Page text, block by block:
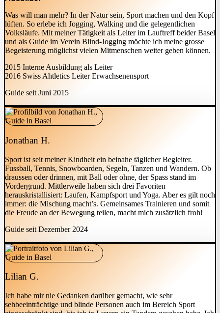
Was will man mehr? In der Natur sein, Sport machen und den Kopf
lüften. So erlebe ich Jogging, Walking und die gelegentlichen
Volksläufe. Mit meiner Tätigkeit als Leiter im Lauftreff beider Basel
und als Guide im Verein Blind-Jogging möchte ich meine grosse
Begeisterung möglichst vielen Mitmenschen weiter geben können.
2015 Interne Ausbildung als Leiter
2016 Swiss Ahtletics Leiter Erwachsenensport
Guide seit Juni 2015
Jonathan H.
Sport ist seit meiner Kindheit ein beinahe täglicher Begleiter.
Fussball, Tennis, Snowboarden, Segeln, Tanzen und Wandern. Ob
draussen oder drinnen, mit Ball oder ohne, der Spass stand im
Vordergrund. Mittlerweile haben sich drei Favoriten
herauskristallisiert: Laufen, Kampfsport und Yoga. Aber es gilt noch
immer: die Mischung macht’s. Gemeinsames Trainieren und somit
die Freude an der Bewegung teilen, macht mich zusätzlich froh!
Guide seit Dezember 2024
Lilian G.
Ich habe mir nie Gedanken darüber gemacht, wie sehr
sehbeeinträchtige und blinde Personen auch im Bereich Sport